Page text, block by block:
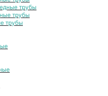
трубы
трубы
трубы